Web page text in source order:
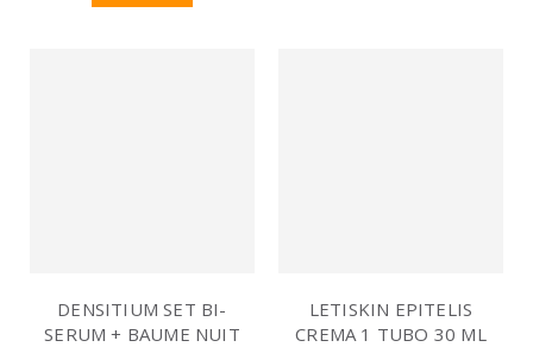
DENSITIUM SET BI-
SERUM + BAUME NUIT
LETISKIN EPITELIS
CREMA 1 TUBO 30 ML